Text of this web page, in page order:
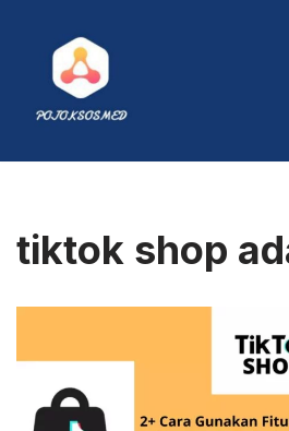
content
tiktok shop